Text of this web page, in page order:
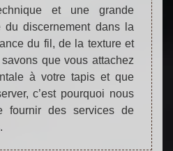
et une grande
du discernement dans la
du fil, de la texture et
que vous attachez
à votre tapis et que
c’est pourquoi nous
fournir des services de